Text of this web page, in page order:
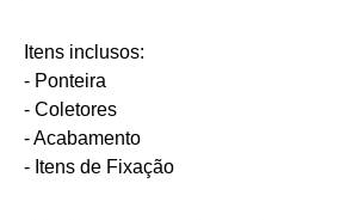
Itens inclusos:
- Ponteira
- Coletores
- Acabamento
- Itens de Fixação